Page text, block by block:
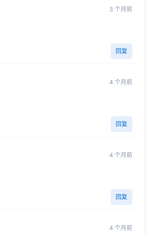
3 个月前
回复
4 个月前
回复
4 个月前
回复
4 个月前